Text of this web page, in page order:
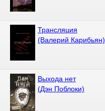
Трансляция
(Валерий Карибьян)
Выхода нет
(Дэн Поблоки)